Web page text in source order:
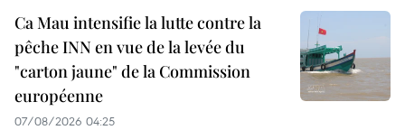
Ca Mau intensifie la lutte contre la
pêche INN en vue de la levée du
"carton jaune" de la Commission
européenne
07/08/2026 04:25